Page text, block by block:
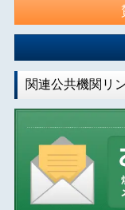
関連公共機関リ